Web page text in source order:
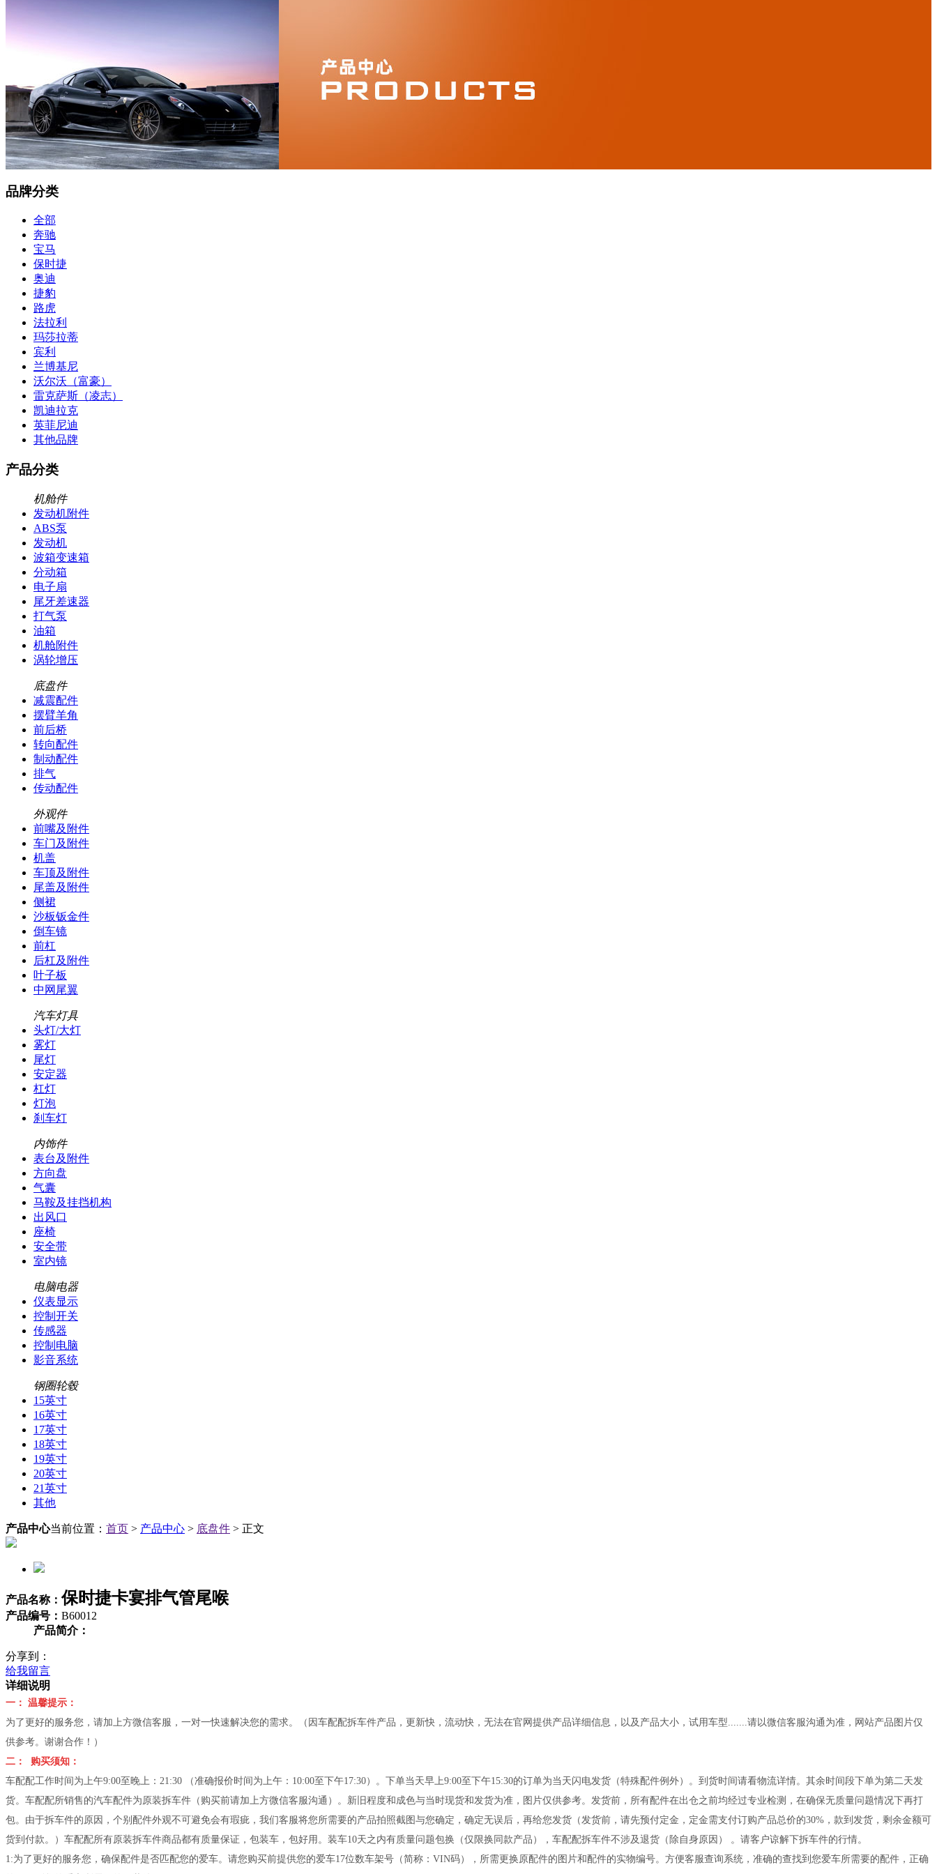
品牌分类
全部
奔驰
宝马
保时捷
奥迪
捷豹
路虎
法拉利
玛莎拉蒂
宾利
兰博基尼
沃尔沃（富豪）
雷克萨斯（凌志）
凯迪拉克
英菲尼迪
其他品牌
产品分类
机舱件
发动机附件
ABS泵
发动机
波箱变速箱
分动箱
电子扇
尾牙差速器
打气泵
油箱
机舱附件
涡轮增压
底盘件
减震配件
摆臂羊角
前后桥
转向配件
制动配件
排气
传动配件
外观件
前嘴及附件
车门及附件
机盖
车顶及附件
尾盖及附件
侧裙
沙板钣金件
倒车镜
前杠
后杠及附件
叶子板
中网尾翼
汽车灯具
头灯/大灯
雾灯
尾灯
安定器
杠灯
灯泡
刹车灯
内饰件
表台及附件
方向盘
气囊
马鞍及挂挡机构
出风口
座椅
安全带
室内镜
电脑电器
仪表显示
控制开关
传感器
控制电脑
影音系统
钢圈轮毂
15英寸
16英寸
17英寸
18英寸
19英寸
20英寸
21英寸
其他
产品中心当前位置： 首页 > 产品中心 > 底盘件 > 正文
产品名称：保时捷卡宴排气管尾喉
产品编号： B60012
产品简介：
分享到：
给我留言
详细说明
一： 温馨提示：
为了更好的服务您，请加上方微信客服，一对一快速解决您的需求。（因车配配拆车件产品，更新快，流动快，无法在官网提供产品详细信息，以及产品大小，试用车型.......请以微信客服沟通为准，网站产品图片仅
供参考。谢谢合作！）
二： 购买须知：
车配配工作时间为上午9:00至晚上：21:30 （准确报价时间为上午：10:00至下午17:30）。下单当天早上9:00至下午15:30的订单为当天闪电发货（特殊配件例外）。到货时间请看物流详情。其余时间段下单为第二天发
货。车配配所销售的汽车配件为原装拆车件（购买前请加上方微信客服沟通）。新旧程度和成色与当时现货和发货为准，图片仅供参考。发货前，所有配件在出仓之前均经过专业检测，在确保无质量问题情况下再打
包。由于拆车件的原因，个别配件外观不可避免会有瑕疵，我们客服将您所需要的产品拍照截图与您确定，确定无误后，再给您发货（发货前，请先预付定金，定金需支付订购产品总价的30%，款到发货，剩余金额可
货到付款。）车配配所有原装拆车件商品都有质量保证，包装车，包好用。装车10天之内有质量问题包换（仅限换同款产品），车配配拆车件不涉及退货（除自身原因） 。请客户谅解下拆车件的行情。
1:为了更好的服务您，确保配件是否匹配您的爱车。请您购买前提供您的爱车17位数车架号（简称：VIN码），所需更换原配件的图片和配件的实物编号。方便客服查询系统，准确的查找到您爱车所需要的配件，正确